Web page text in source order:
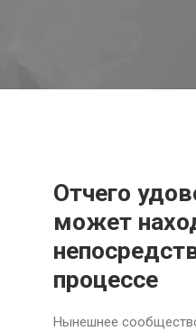
Отчего
может
процессе
Нынешнее